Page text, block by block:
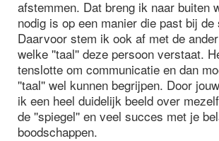
afstemmen. Dat breng ik naar buiten
nodig is op een manier die past bij de
Daarvoor stem ik ook af met de
welke ''taal'' deze persoon verstaat.
tenslotte om communicatie en dan
''taal'' wel kunnen begrijpen. Door
ik een heel duidelijk beeld over
de ''spiegel'' en veel succes met je
boodschappen.